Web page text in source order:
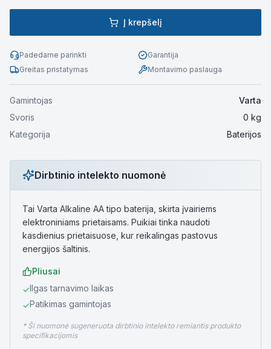
Į krepšelį
Padedame parinkti
Garantija
Greitas pristatymas
Montavimo paslauga
Gamintojas
Varta
Svoris
0 kg
Kategorija
Baterijos
Dirbtinio intelekto nuomonė
Tai Varta Alkaline AA tipo baterija, skirta įvairiems
elektroniniams prietaisams. Puikiai tinka naudoti
kasdienius prietaisuose, kur reikalingas pastovus
energijos šaltinis.
Pliusai
✓Ilgas tarnavimo laikas
✓Patikimas gamintojas
* Ši nuomonė sugeneruota dirbtinio intelekto remiantis produkto
specifikacijomis